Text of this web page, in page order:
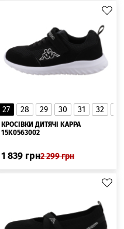
35
33
▲
27 28 29 30 31 32
КРОСІВКИ ДИТЯЧІ KAPPA
15K0563002
1 839 грн2 299грн